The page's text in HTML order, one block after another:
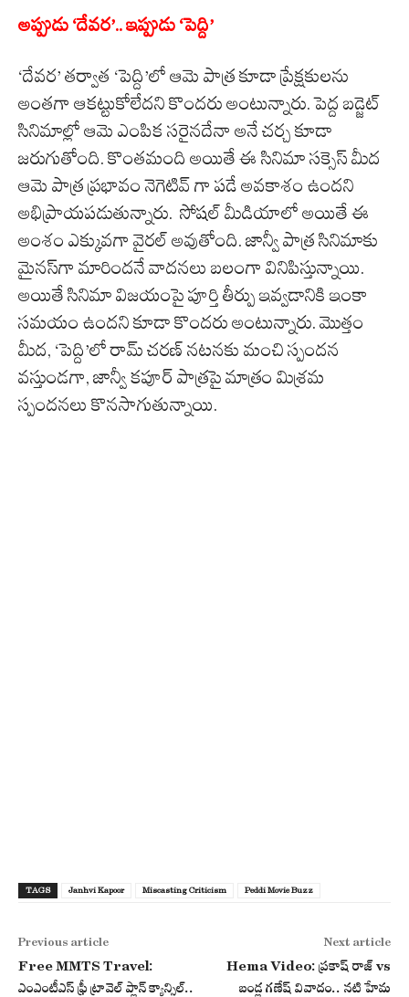
అప్పుడు ‘దేవర’.. ఇప్పుడు ‘పెద్ది’
‘దేవర’ తర్వాత ‘పెద్ది’లో ఆమె పాత్ర కూడా ప్రేక్షకులను
అంతగా ఆకట్టుకోలేదని కొందరు అంటున్నారు. పెద్ద బడ్జెట్
సినిమాల్లో ఆమె ఎంపిక సరైనదేనా అనే చర్చ కూడా
జరుగుతోంది. కొంతమంది అయితే ఈ సినిమా సక్సెస్ మీద
ఆమె పాత్ర ప్రభావం నెగెటివ్ గా పడే అవకాశం ఉందని
అభిప్రాయపడుతున్నారు. సోషల్ మీడియాలో అయితే ఈ
అంశం ఎక్కువగా వైరల్ అవుతోంది. జాన్వీ పాత్ర సినిమాకు
మైనస్‌గా మారిందనే వాదనలు బలంగా వినిపిస్తున్నాయి.
అయితే సినిమా విజయంపై పూర్తి తీర్పు ఇవ్వడానికి ఇంకా
సమయం ఉందని కూడా కొందరు అంటున్నారు. మొత్తం
మీద, ‘పెద్ది’లో రామ్ చరణ్ నటనకు మంచి స్పందన
వస్తుండగా, జాన్వీ కపూర్ పాత్రపై మాత్రం మిశ్రమ
స్పందనలు కొనసాగుతున్నాయి.
TAGS Janhvi Kapoor Miscasting Criticism Peddi Movie Buzz
Previous article
Free MMTS Travel:
ఎంఎంటీఎస్ ఫ్రీ ట్రావెల్ ప్లాన్ క్యాన్సిల్..
Next article
Hema Video: ప్రకాష్ రాజ్ vs
బండ్ల గణేష్ వివాదం.. నటి హేమ